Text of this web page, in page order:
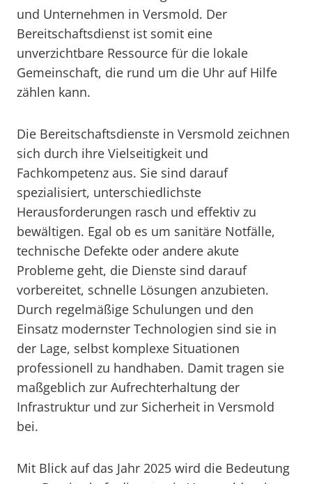
und Unternehmen in Versmold. Der
Bereitschaftsdienst ist somit eine
unverzichtbare Ressource für die lokale
Gemeinschaft, die rund um die Uhr auf Hilfe
zählen kann.
Die Bereitschaftsdienste in Versmold zeichnen
sich durch ihre Vielseitigkeit und
Fachkompetenz aus. Sie sind darauf
spezialisiert, unterschiedlichste
Herausforderungen rasch und effektiv zu
bewältigen. Egal ob es um sanitäre Notfälle,
technische Defekte oder andere akute
Probleme geht, die Dienste sind darauf
vorbereitet, schnelle Lösungen anzubieten.
Durch regelmäßige Schulungen und den
Einsatz modernster Technologien sind sie in
der Lage, selbst komplexe Situationen
professionell zu handhaben. Damit tragen sie
maßgeblich zur Aufrechterhaltung der
Infrastruktur und zur Sicherheit in Versmold
bei.
Mit Blick auf das Jahr 2025 wird die Bedeutung